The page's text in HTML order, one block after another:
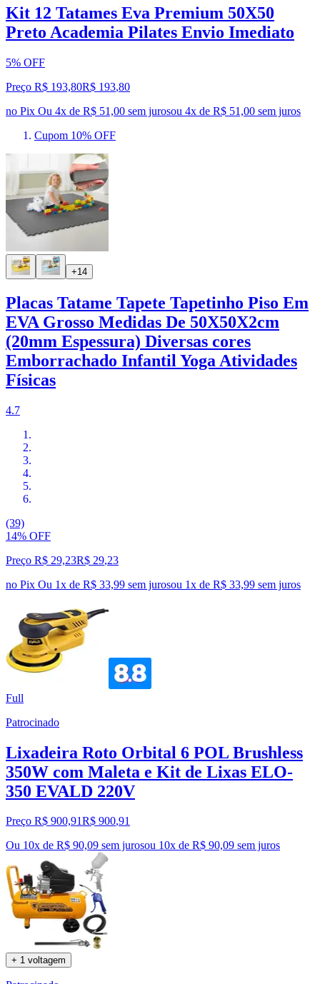
Kit 12 Tatames Eva Premium 50X50
Preto Academia Pilates Envio Imediato
5% OFF
Preço R$ 193,80R$ 193,80
no Pix Ou 4x de R$ 51,00 sem jurosou 4x de R$ 51,00 sem juros
Cupom 10% OFF
+14
Placas Tatame Tapete Tapetinho Piso Em
EVA Grosso Medidas De 50X50X2cm
(20mm Espessura) Diversas cores
Emborrachado Infantil Yoga Atividades
Físicas
4.7
(39)
14% OFF
Preço R$ 29,23R$ 29,23
no Pix Ou 1x de R$ 33,99 sem jurosou 1x de R$ 33,99 sem juros
Full
Patrocinado
Lixadeira Roto Orbital 6 POL Brushless
350W com Maleta e Kit de Lixas ELO-
350 EVALD 220V
Preço R$ 900,91R$ 900,91
Ou 10x de R$ 90,09 sem jurosou 10x de R$ 90,09 sem juros
+ 1 voltagem